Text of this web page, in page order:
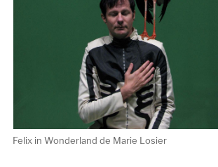
Felix in Wonderland de Marie Losier